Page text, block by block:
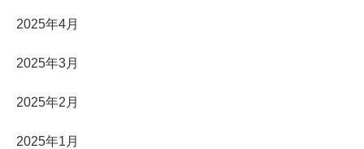
2025年4月
2025年3月
2025年2月
2025年1月